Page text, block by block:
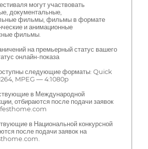
могут участвовать
документальные,
фильмы, фильмы в формате
и анимационные
фильмы.
на премьерный статус вашего
онлайн-показа
следующие форматы: Quick
MPEG — 4:1080p
в Международной
отбираются после подачи заявок
festhome.com
в Национальной конкурсной
после подачи заявок на